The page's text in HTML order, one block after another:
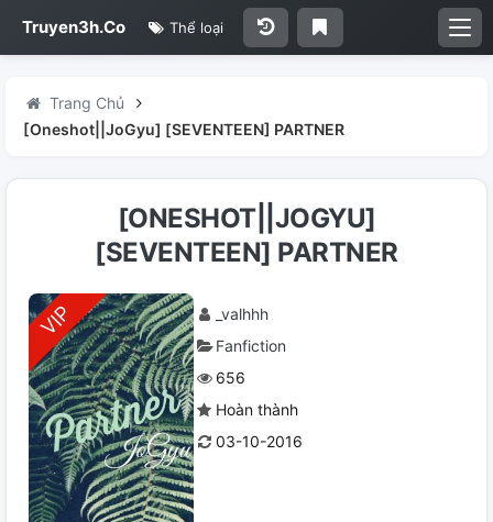
Truyen3h.Co Thể loại
Trang Chủ
[Oneshot||JoGyu] [SEVENTEEN] PARTNER
[ONESHOT||JOGYU]
[SEVENTEEN] PARTNER
_valhhh
Fanfiction
656
Hoàn thành
03-10-2016